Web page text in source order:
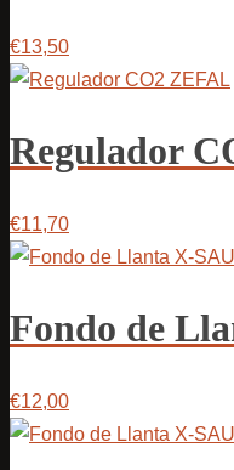
€13,50
Regulador
€11,70
Fondo de
€12,00